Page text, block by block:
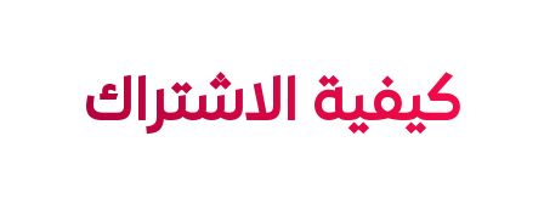
كيفية الاشتراك